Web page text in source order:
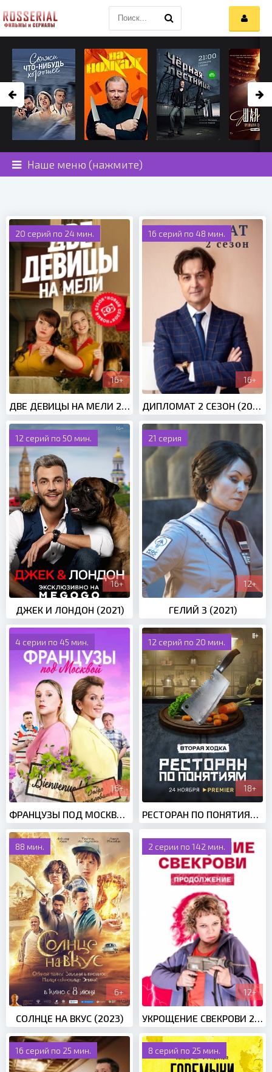
Наше меню (нажмите)
20 серий по 24 мин.
16+
16 серий по 48 мин.
16+
12 серий по 50 мин.
16+
ДЖЕК И ЛОНДОН (2021)
21 серия
12+
ГЕЛИЙ 3 (2021)
4 серии по 45 мин.
16+
12 серий по 20 мин.
18+
88 мин.
6+
СОЛНЦЕ НА ВКУС (2023)
2 серии по 142 мин.
12+
УКРОЩЕНИЕ СВЕКРОВИ 2 СЕЗОН (2021)
16 серий по 25 мин. 8 серий по 25 мин.